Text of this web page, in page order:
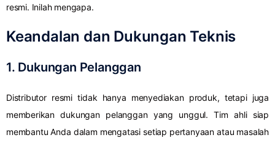
resmi. Inilah mengapa.
Keandalan dan Dukungan Teknis
1. Dukungan Pelanggan
Distributor resmi tidak hanya menyediakan produk, tetapi juga
memberikan dukungan pelanggan yang unggul. Tim ahli siap
membantu Anda dalam mengatasi setiap pertanyaan atau masalah